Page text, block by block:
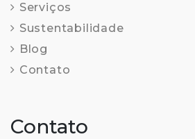
Serviços
Sustentabilidade
Blog
Contato
Contato